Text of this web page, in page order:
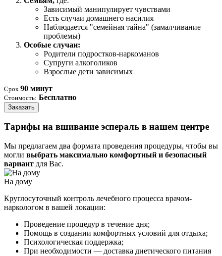
Зависимый манипулирует чувствами
Есть случаи домашнего насилия
Наблюдается "семейная тайна" (замалчивание
проблемы)
Особые случаи:
Родители подростков-наркоманов
Супруги алкоголиков
Взрослые дети зависимых
Срок 90 минут
Стоимость: Бесплатно
Заказать
Тарифы на вшивание эспераль в нашем центре
Мы предлагаем два формата проведения процедуры, чтобы вы
могли выбрать максимально комфортный и безопасный
вариант для Вас.
На дому
Круглосуточный контроль лечебного процесса врачом-
наркологом в вашей локации:
Проведение процедур в течение дня;
Помощь в создании комфортных условий для отдыха;
Психологическая поддержка;
При необходимости — доставка диетического питания